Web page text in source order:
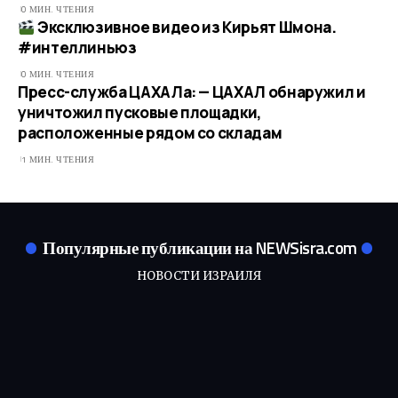
0 МИН. ЧТЕНИЯ
Эксклюзивное видео из Кирьят Шмона.
#интеллиньюз​
0 МИН. ЧТЕНИЯ
Пресс-служба ЦАХАЛа: — ЦАХАЛ обнаружил и
уничтожил пусковые площадки,
расположенные рядом со складам
1 МИН. ЧТЕНИЯ
Популярные публикации на NEWSisra.com
НОВОСТИ ИЗРАИЛЯ